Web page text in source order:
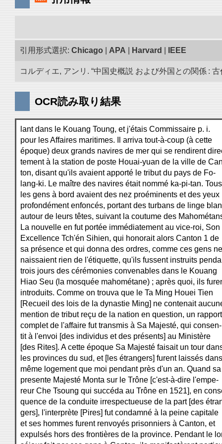
引用形式選択: Chicago APA Harvard IEEE
コルディエ, アンリ. “中国史概説 および外国との関係 :
OCR読み取り結果
lant dans le Kouang Toung, et j'étais Commissaire p. i.
pour les Affaires maritimes. Il arriva tout-à-coup (à cette
époque) deux grands navires de mer qui se rendirent
tement à la station de poste Houai-yuan de la ville de
ton, disant qu'ils avaient apporté le tribut du pays de Fo-
lang-ki. Le maître des navires était nommé ka-pi-tan. Tous
les gens à bord avaient des nez proéminents et des yeux
profondément enfoncés, portant des turbans de linge
autour de leurs têtes, suivant la coutume des
La nouvelle en fut portée immédiatement au vice-roi, Son
Excellence Tch'én Sihien, qui honorait alors Canton 1 de
sa présence et qui donna des ordres, comme ces gens
naissaient rien de l'étiquette, qu'ils fussent instruits
trois jours des cérémonies convenables dans le Kouang
Hiao Seu (la mosquée mahométane) ; après quoi, ils
introduits. Comme on trouva que le Ta Ming Houei Tien
[Recueil des lois de la dynastie Ming] ne contenait
mention de tribut reçu de la nation en question, un rapport
complet de l'affaire fut transmis à Sa Majesté, qui consen-
tit à l'envoi [des individus et des présents] au Ministère
[des Rites]. A cette époque Sa Majesté faisait un tour
les provinces du sud, et [les étrangers] furent laissés
même logement que moi pendant près d'un an. Quand sa
presente Majesté Monta sur le Trône [c'est-à-dire l'empe-
reur Che Tsoung qui succéda au Trône en 1521], en
quence de la conduite irrespectueuse de la part [des
gers], l'interprète [Pires] fut condamné à la peine capitale
et ses hommes furent renvoyés prisonniers à Canton, et
expulsés hors des frontières de la province. Pendant le